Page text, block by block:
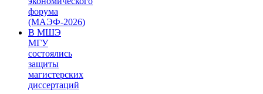
форума
(МАЭФ-2026)
В МШЭ
МГУ
состоялись
защиты
магистерских
диссертаций